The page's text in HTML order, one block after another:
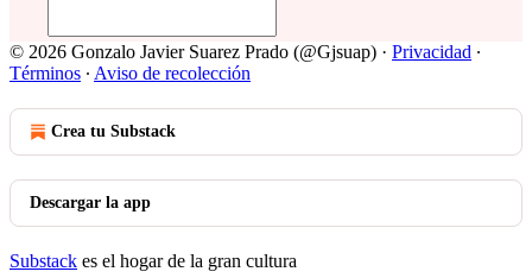
© 2026 Gonzalo Javier Suarez Prado (@Gjsuap) · Privacidad ∙
Términos ∙ Aviso de recolección
Crea tu Substack
Descargar la app
Substack es el hogar de la gran cultura